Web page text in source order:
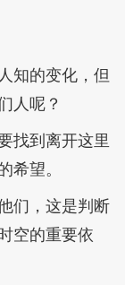
知的变化，但
人呢？
找到离开这里
希望。
们，这是判断
空的重要依